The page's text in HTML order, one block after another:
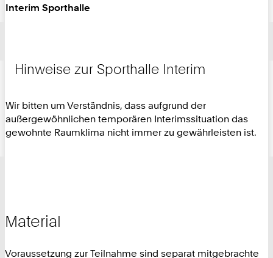
Interim Sporthalle
Hinweise zur Sporthalle Interim
Wir bitten um Verständnis, dass aufgrund der
außergewöhnlichen temporären Interimssituation das
gewohnte Raumklima nicht immer zu gewährleisten ist.
Material
Voraussetzung zur Teilnahme sind separat mitgebrachte